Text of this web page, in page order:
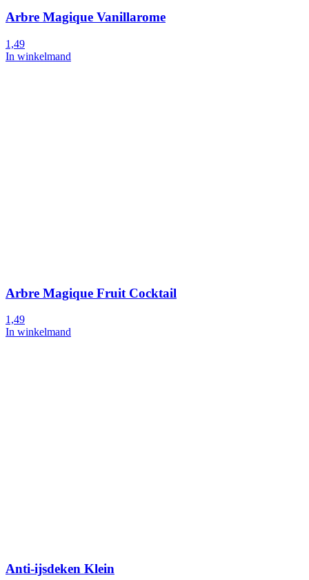
Arbre Magique Vanillarome
1,49
In winkelmand
Arbre Magique Fruit Cocktail
1,49
In winkelmand
Anti-ijsdeken Klein